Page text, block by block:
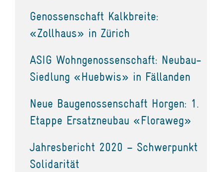
Genossenschaft Kalkbreite:
«Zollhaus» in Zürich
ASIG Wohngenossenschaft: Neubau-
Siedlung «Huebwis» in Fällanden
Neue Baugenossenschaft Horgen: 1.
Etappe Ersatzneubau «Floraweg»
Jahresbericht 2020 – Schwerpunkt
Solidarität